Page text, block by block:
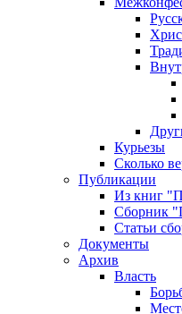
Курьезы
Сколько
Публикации
Из книг
Сборник
Статьи
Документы
Архив
Власть